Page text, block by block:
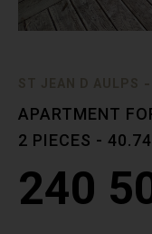
APARTMENT
2 PIECES -
240